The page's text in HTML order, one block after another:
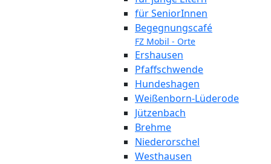
für SeniorInnen
Begegnungscafé
FZ Mobil - Orte
Ershausen
Pfaffschwende
Hundeshagen
Weißenborn-Lüderode
Jützenbach
Brehme
Niederorschel
Westhausen